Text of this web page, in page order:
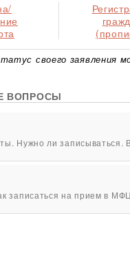
своего заявления
ВОПРОСЫ
Нужно ли записываться.
записаться на прием в